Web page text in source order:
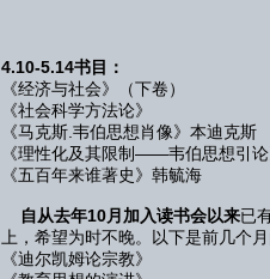
4.10-5.14书目：
《经济与社会》（下卷）
《社会科学方法论》
《马克斯.韦伯思想肖像》本迪克斯
《理性化及其限制——韦伯思想引
《五百年来谁著史》韩毓海
自从去年10月加入读书会以来已
上，希望为时不晚。以下是前几个
《迪尔凯姆论宗教》